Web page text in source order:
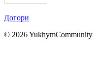
Догори
© 2026 YukhymCommunity